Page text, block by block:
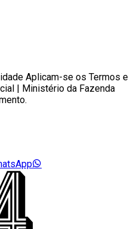
Aplicam-se os Termos e
| Ministério da Fazenda